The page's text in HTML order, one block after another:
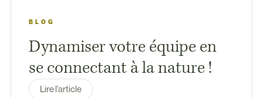
BLOG
Dynamiser votre équipe en
se connectant à la nature !
Lire l'article